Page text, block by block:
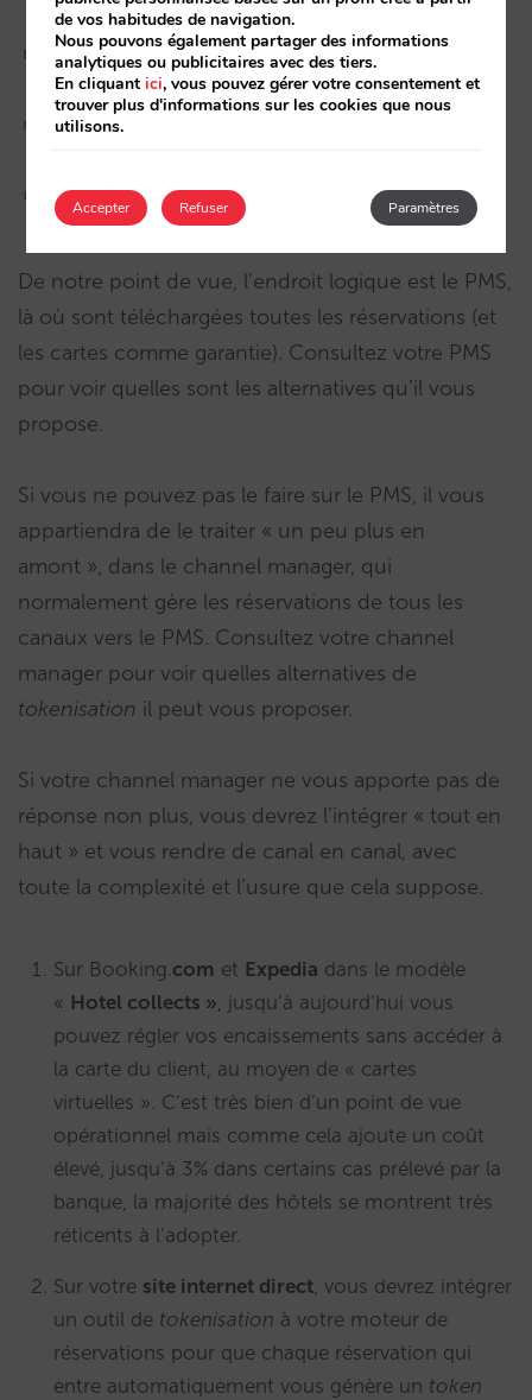
De notre point de vue, l’endroit logique est le PMS,
là où sont téléchargées toutes les réservations (et
les cartes comme garantie). Consultez votre PMS
pour voir quelles sont les alternatives qu’il vous
propose.
Si vous ne pouvez pas le faire sur le PMS, il vous
appartiendra de le traiter « un peu plus en
amont », dans le channel manager, qui
normalement gère les réservations de tous les
canaux vers le PMS. Consultez votre channel
manager pour voir quelles alternatives de
tokenisation il peut vous proposer.
Si votre channel manager ne vous apporte pas de
réponse non plus, vous devrez l’intégrer « tout en
haut » et vous rendre de canal en canal, avec
toute la complexité et l’usure que cela suppose.
Sur Booking.com et Expedia dans le modèle
« Hotel collects », jusqu’à aujourd’hui vous
pouvez régler vos encaissements sans accéder à
la carte du client, au moyen de « cartes
virtuelles ». C’est très bien d’un point de vue
opérationnel mais comme cela ajoute un coût
élevé, jusqu’à 3% dans certains cas prélevé par la
banque, la majorité des hôtels se montrent très
réticents à l’adopter.
Sur votre site internet direct, vous devrez intégrer
un outil de tokenisation à votre moteur de
réservations pour que chaque réservation qui
entre automatiquement vous génère un token
de vos habitudes de navigation.
Nous pouvons également partager des informations
analytiques ou publicitaires avec des tiers.
En cliquantici, vous pouvez gérer votre consentement et
trouver plus d'informations sur les cookies que nous
utilisons.
Accepter Paramètres
Refuser